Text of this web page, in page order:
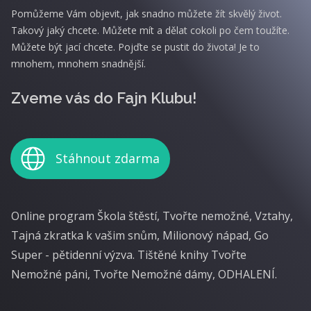
Pomůžeme Vám objevit, jak snadno můžete žít skvělý život.
Takový jaký chcete. Můžete mít a dělat cokoli po čem toužíte.
Můžete být jací chcete. Pojďte se pustit do života! Je to
mnohem, mnohem snadnější.
Zveme vás do Fajn Klubu!
Stáhnout zdarma
Online program Škola štěstí, Tvořte nemožné, Vztahy,
Tajná zkratka k vašim snům, Milionový nápad, Go
Super - pětidenní výzva. Tištěné knihy Tvořte
Nemožné páni, Tvořte Nemožné dámy, ODHALENÍ.